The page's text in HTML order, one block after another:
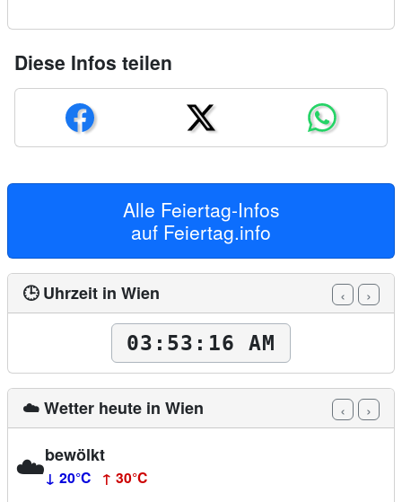
Diese Infos teilen
Alle Feiertag-Infos
auf Feiertag.info
🕒 Uhrzeit in Wien ‹ ›
03:53:18 AM
☁️ Wetter heute in Wien ‹ ›
☁️bewölkt
↓ 20°C ↑ 30°C